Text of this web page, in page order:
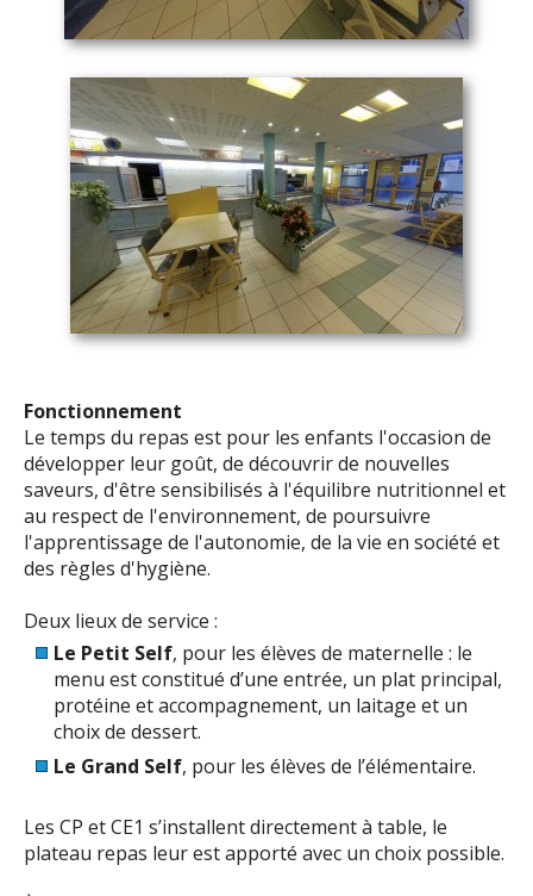
Fonctionnement
Le temps du repas est pour les enfants l'occasion de
développer leur goût, de découvrir de nouvelles
saveurs, d'être sensibilisés à l'équilibre nutritionnel et
au respect de l'environnement, de poursuivre
l'apprentissage de l'autonomie, de la vie en société et
des règles d'hygiène.
Deux lieux de service :
Le Petit Self, pour les élèves de maternelle : le
menu est constitué d’une entrée, un plat principal,
protéine et accompagnement, un laitage et un
choix de dessert.
Le Grand Self, pour les élèves de l’élémentaire.
Les CP et CE1 s’installent directement à table, le
plateau repas leur est apporté avec un choix possible.